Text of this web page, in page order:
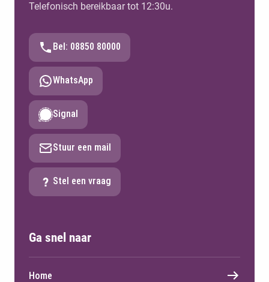
Telefonisch bereikbaar tot 12:30u.
Bel: 08850 80000
WhatsApp
Signal
Stuur een mail
Stel een vraag
Ga snel naar
Home